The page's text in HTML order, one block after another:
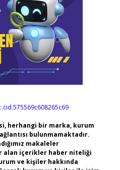
herhangi bir marka, kurum
bulunmamaktadır.
makaleler
alan içerikler haber niteliği
ve kişiler hakkında